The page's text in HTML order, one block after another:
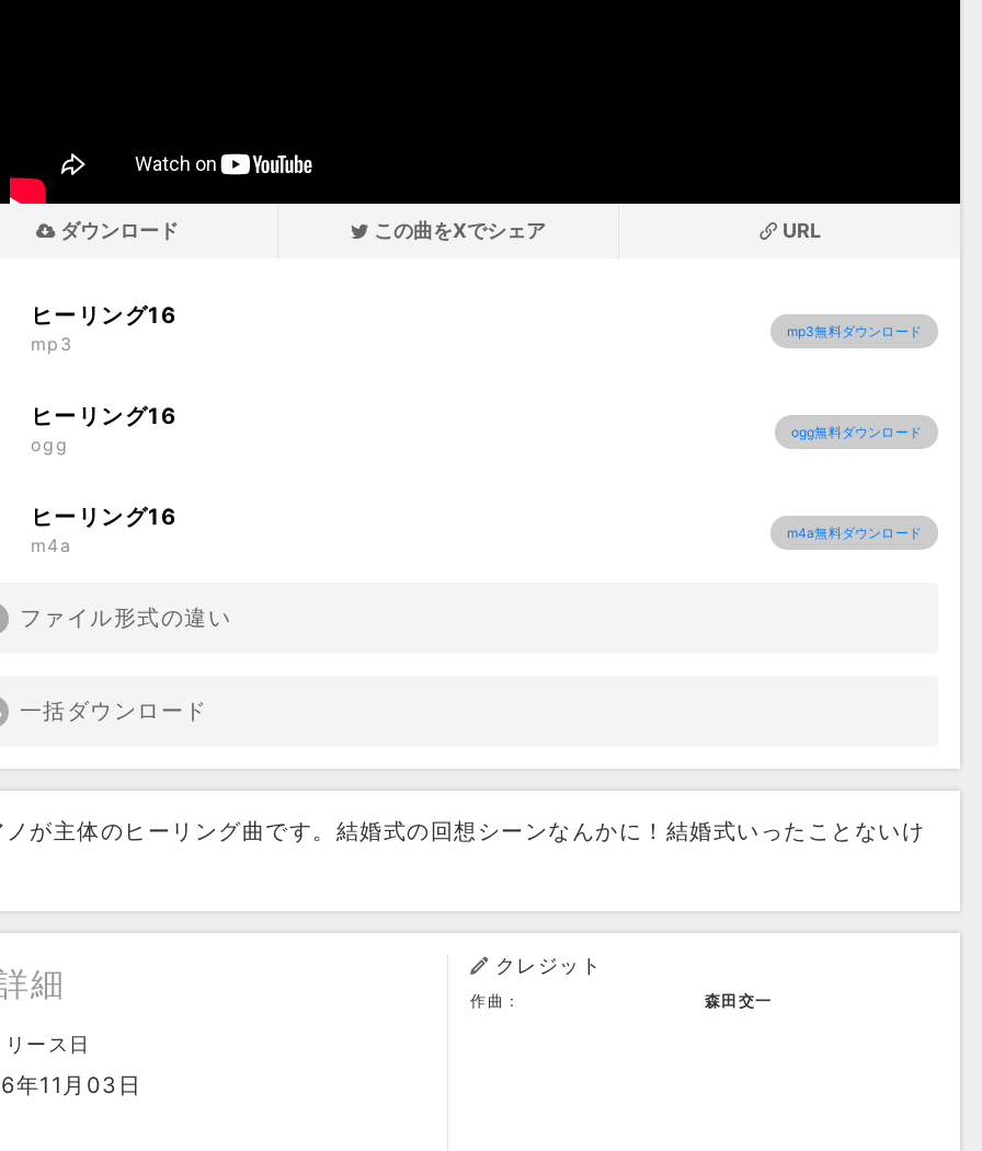
ダウンロード この曲をXでシェア URL
ヒーリング16
mp3
mp3無料ダウンロード
ヒーリング16
ogg
ogg無料ダウンロード
ヒーリング16
m4a
m4a無料ダウンロード
ファイル形式の違い
一括ダウンロード
ノが主体のヒーリング曲です。結婚式の回想シーンなんかに！結婚式いったことないけ
細
リース日
年11月03日
クレジット
作曲： 森田交一